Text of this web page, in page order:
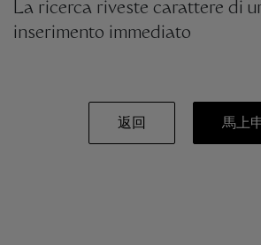
La ricerca riveste carattere di
inserimento immediato
返回 馬上